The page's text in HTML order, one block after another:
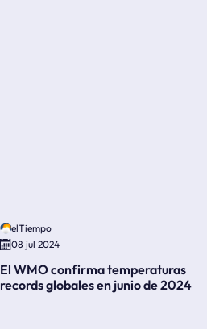
elTiempo
08 jul 2024
El WMO confirma temperaturas
records globales en junio de 2024